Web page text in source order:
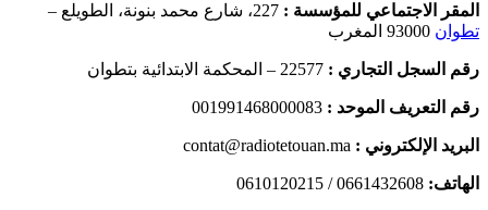
المقر الاجتماعي للمؤسسة : 227، شارع محمد بنونة، الطويلع –
تطوان
رقم السجل التجاري : 22577 – المحكمة الابتدائية بتطوان
رقم التعريف الموحد : 001991468000083
البريد الإلكتروني : contat@radiotetouan.ma
الهاتف: 0661432608 / 0610120215